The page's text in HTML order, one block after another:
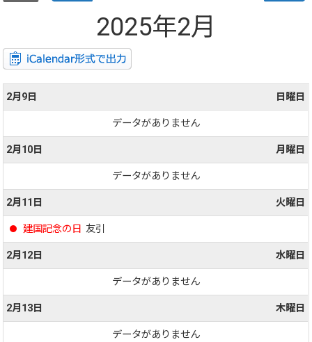
2025年2月
2月9日 日曜日
データがありません
2月10日 月曜日
データがありません
2月11日 火曜日
建国記念の日 友引
2月12日 水曜日
データがありません
2月13日 木曜日
データがありません